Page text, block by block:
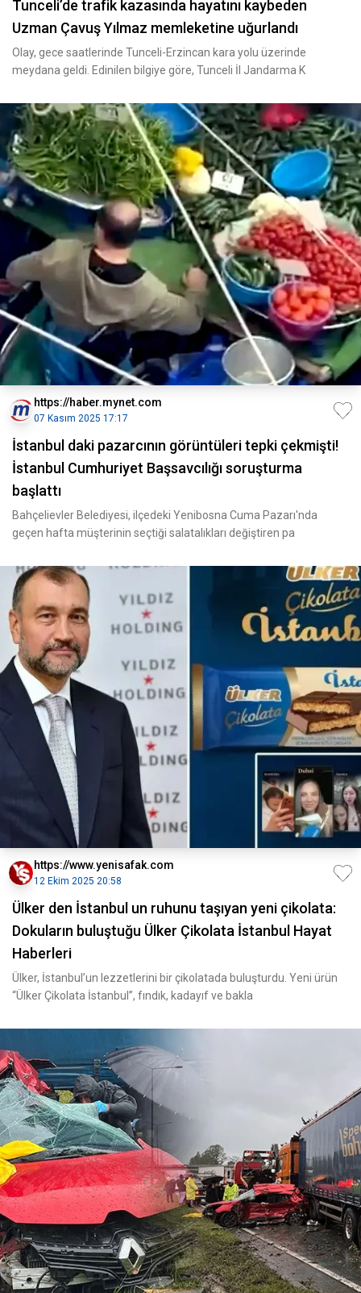
Tunceli’de trafik kazasında hayatını kaybeden
Uzman Çavuş Yılmaz memleketine uğurlandı
Olay, gece saatlerinde Tunceli-Erzincan kara yolu üzerinde
meydana geldi. Edinilen bilgiye göre, Tunceli İl Jandarma K
https://haber.mynet.com
07 Kasım 2025 17:17
İstanbul daki pazarcının görüntüleri tepki çekmişti!
İstanbul Cumhuriyet Başsavcılığı soruşturma
başlattı
Bahçelievler Belediyesi, ilçedeki Yenibosna Cuma Pazarı'nda
geçen hafta müşterinin seçtiği salatalıkları değiştiren pa
https://www.yenisafak.com
12 Ekim 2025 20:58
Ülker den İstanbul un ruhunu taşıyan yeni çikolata:
Dokuların buluştuğu Ülker Çikolata İstanbul Hayat
Haberleri
Ülker, İstanbul’un lezzetlerini bir çikolatada buluşturdu. Yeni ürün
“Ülker Çikolata İstanbul”, fındık, kadayıf ve bakla